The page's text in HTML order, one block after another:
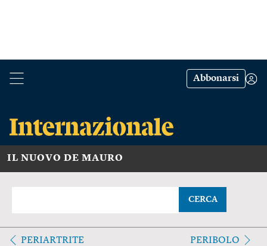
Abbonarsi
IL NUOVO DE MAURO
CERCA
PERIARTRITE PERIBOLO